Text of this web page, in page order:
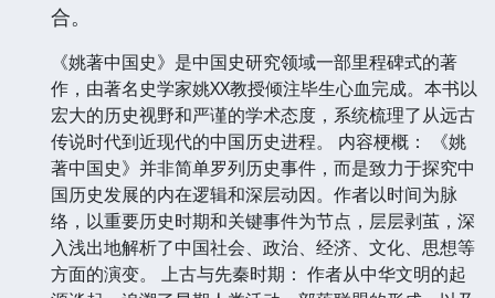
合。
《姚著中国史》是中国史研究领域一部里程碑式的著
作，由著名史学家姚XX教授倾注毕生心血完成。本书以
宏大的历史视野和严谨的学术态度，系统梳理了从远古
传说时代到近现代的中国历史进程。 内容梗概： 《姚
著中国史》并非简单罗列历史事件，而是致力于探究中
国历史发展的内在逻辑和深层动因。作者以时间为脉
络，以重要历史时期和关键事件为节点，层层剥茧，深
入浅出地解析了中国社会、政治、经济、文化、思想等
方面的演变。 上古与先秦时期： 作者从中华文明的起